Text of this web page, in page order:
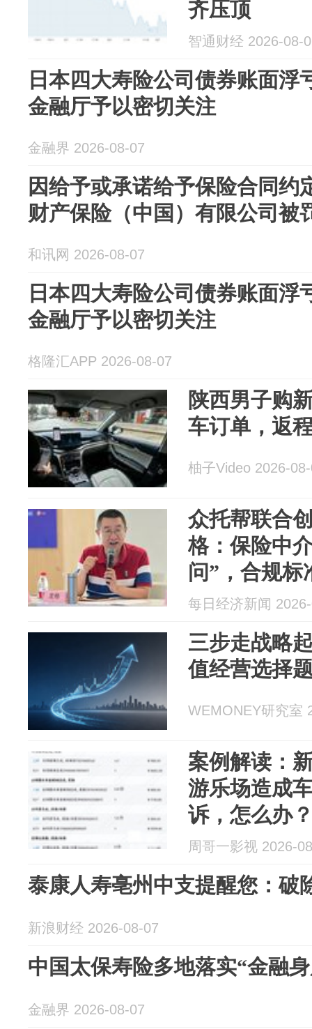
齐压顶
智通财经 2026-08-
日本四大寿险公司债券账面浮
金融厅予以密切关注
金融界 2026-08-07
因给予或承诺给予保险合同约
财产保险（中国）有限公司被
和讯网 2026-08-07
日本四大寿险公司债券账面浮
金融厅予以密切关注
格隆汇APP 2026-08-07
陕西男子购
车订单，返
柚子Video 2026-
众托帮联合
格：保险中
问”，合规标
每日经济新闻
三步走战略
值经营选择
WEMONEY研究室
案例解读：
游乐场造成
诉，怎么办
周哥一影视 2026-
泰康人寿亳州中支提醒您：破
新浪财经 2026-08-07
中国太保寿险多地落实“金融
金融界 2026-08-07